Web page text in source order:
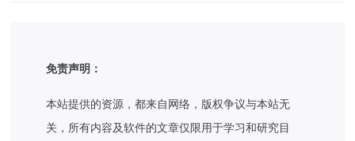
免责声明：
本站提供的资源，都来自网络，版权争议与本站无
关，所有内容及软件的文章仅限用于学习和研究目